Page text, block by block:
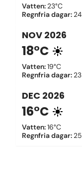
Vatten: 23°C
Regnfria dagar: 24
NOV 2026
18°C
Vatten:19°C
Regnfria dagar: 23
DEC 2026
16°C
Vatten:16°C
Regnfria dagar: 25